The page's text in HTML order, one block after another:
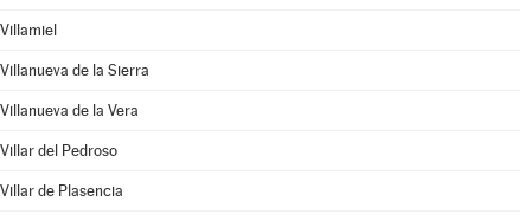
Villamiel
Villanueva de la Sierra
Villanueva de la Vera
Villar del Pedroso
Villar de Plasencia